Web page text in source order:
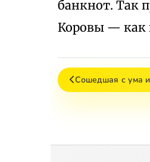
банкнот. Так
Коровы — как
Сошедшая с ума